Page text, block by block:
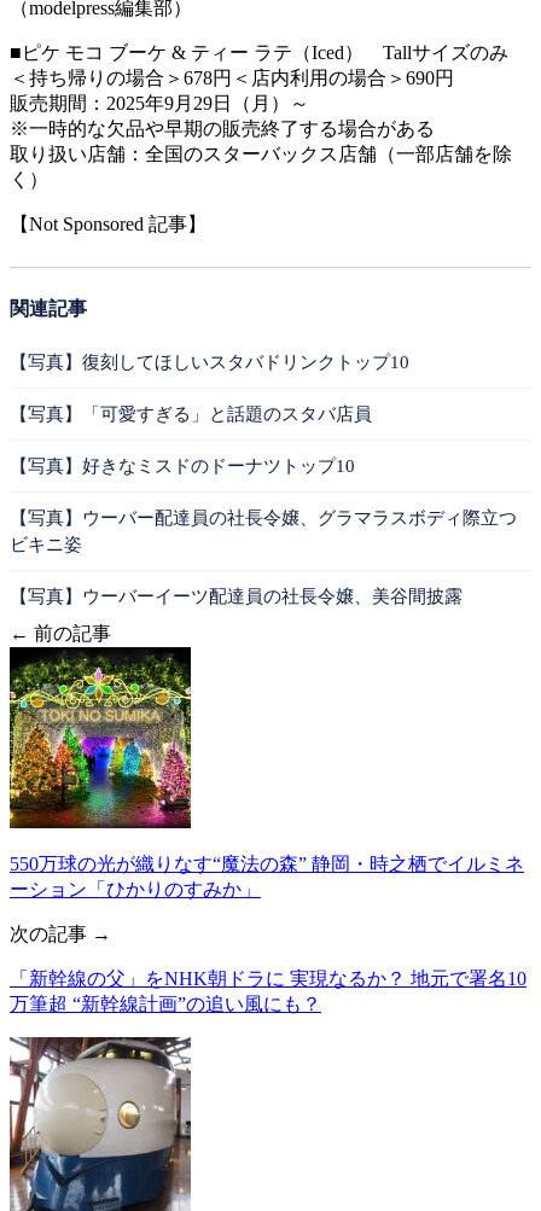
（modelpress編集部）
■ピケ モコ ブーケ & ティー ラテ（Iced） Tallサイズのみ
＜持ち帰りの場合＞678円＜店内利用の場合＞690円
販売期間：2025年9月29日（月）～
※一時的な欠品や早期の販売終了する場合がある
取り扱い店舗：全国のスターバックス店舗（一部店舗を除
く）
【Not Sponsored 記事】
関連記事
【写真】復刻してほしいスタバドリンクトップ10
【写真】「可愛すぎる」と話題のスタバ店員
【写真】好きなミスドのドーナツトップ10
【写真】ウーバー配達員の社長令嬢、グラマラスボディ際立つ
ビキニ姿
【写真】ウーバーイーツ配達員の社長令嬢、美谷間披露
← 前の記事
550万球の光が織りなす“魔法の森” 静岡・時之栖でイルミネ
ーション「ひかりのすみか」
次の記事 →
「新幹線の父」をNHK朝ドラに 実現なるか？ 地元で署名10
万筆超 “新幹線計画”の追い風にも？